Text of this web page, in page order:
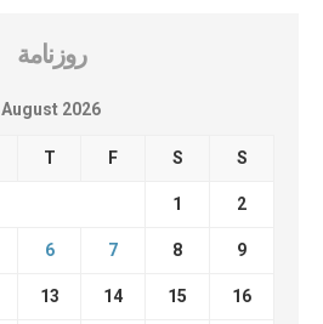
روزنامة
August 2026
T F S S
1 2
6 7 8 9
13 14 15 16